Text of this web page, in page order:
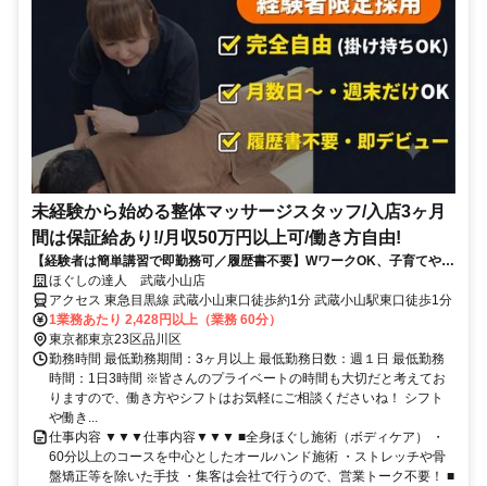
未経験から始める整体マッサージスタッフ/入店3ヶ月
間は保証給あり!/月収50万円以上可/働き方自由!
【経験者は簡単講習で即勤務可／履歴書不要】WワークOK、子育てや介
護、他の仕事をしながら自分に合った働き方をしている方が活躍中
ほぐしの達人 武蔵小山店
アクセス 東急目黒線 武蔵小山東口徒歩約1分 武蔵小山駅東口徒歩1分
1業務あたり 2,428円以上（業務 60分）
東京都東京23区品川区
勤務時間 最低勤務期間：3ヶ月以上 最低勤務日数：週１日 最低勤務
時間：1日3時間 ※皆さんのプライベートの時間も大切だと考えてお
りますので、働き方やシフトはお気軽にご相談くださいね！ シフト
や働き...
仕事内容 ▼▼▼仕事内容▼▼▼ ■全身ほぐし施術（ボディケア） ・
60分以上のコースを中心としたオールハンド施術 ・ストレッチや骨
盤矯正等を除いた手技 ・集客は会社で行うので、営業トーク不要！ ■